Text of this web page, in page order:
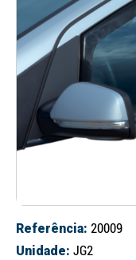
Referência: 20009
Unidade: JG2